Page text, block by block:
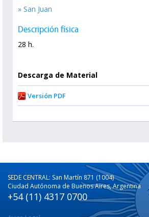
» San Juan
Descripción física
28 h.
Descarga de Material
Versión PDF
SEDE CENTRAL: San Martín 871 (1004)
Ciudad Autónoma de Buenos Aires, Argentina
+54 (11) 4317 0700